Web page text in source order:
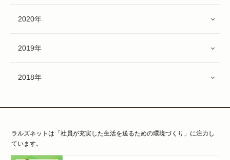
2020年
2019年
2018年
ラルズネットは「社員が充実した生活を送るための環境づくり」に注力し
ています。